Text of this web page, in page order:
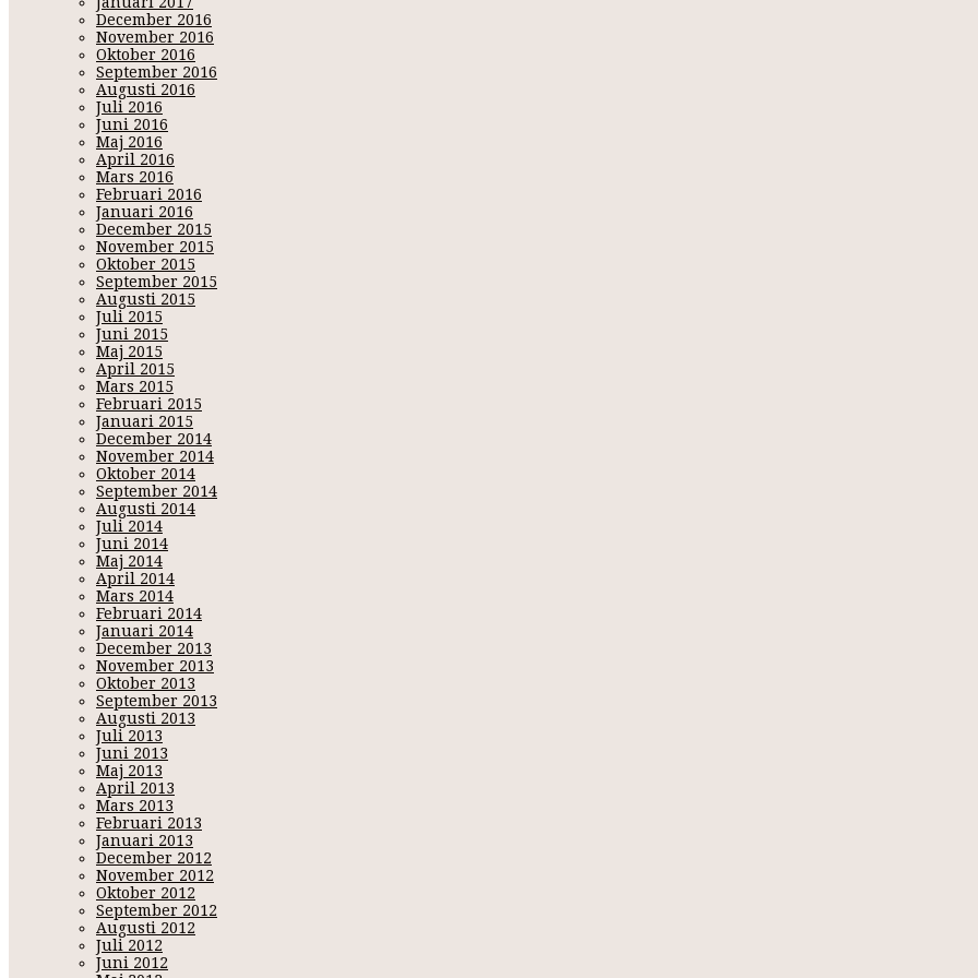
December 2016
November 2016
Oktober 2016
September 2016
Augusti 2016
Juli 2016
Juni 2016
Maj 2016
April 2016
Mars 2016
Februari 2016
Januari 2016
December 2015
November 2015
Oktober 2015
September 2015
Augusti 2015
Juli 2015
Juni 2015
Maj 2015
April 2015
Mars 2015
Februari 2015
Januari 2015
December 2014
November 2014
Oktober 2014
September 2014
Augusti 2014
Juli 2014
Juni 2014
Maj 2014
April 2014
Mars 2014
Februari 2014
Januari 2014
December 2013
November 2013
Oktober 2013
September 2013
Augusti 2013
Juli 2013
Juni 2013
Maj 2013
April 2013
Mars 2013
Februari 2013
Januari 2013
December 2012
November 2012
Oktober 2012
September 2012
Augusti 2012
Juli 2012
Juni 2012
Februari 1, 2019 15:37
Gold dust sheet masken!! Den måste jag prova.. Time 2 shop 😊
Hehe do it!!! Har ikke testat än men snart så 😄